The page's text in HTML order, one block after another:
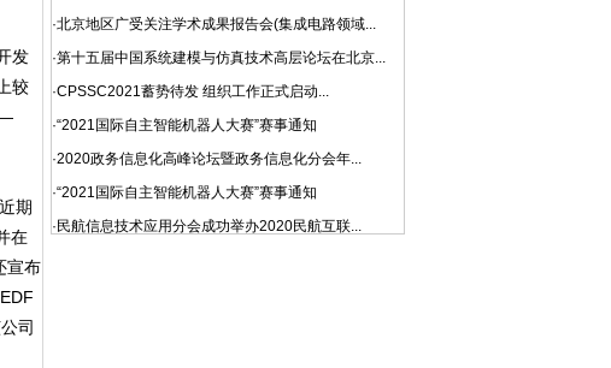
发
较
期
在
宣布
司
·北京地区广受关注学术成果报告会(集成电路领域...
·第十五届中国系统建模与仿真技术高层论坛在北京...
·CPSSC2021蓄势待发 组织工作正式启动...
·“2021国际自主智能机器人大赛”赛事通知
·2020政务信息化高峰论坛暨政务信息化分会年...
·“2021国际自主智能机器人大赛”赛事通知
· 民航信息技术应用分会成功举办2020民航互联...